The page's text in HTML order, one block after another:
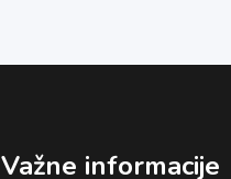
Važne informacije